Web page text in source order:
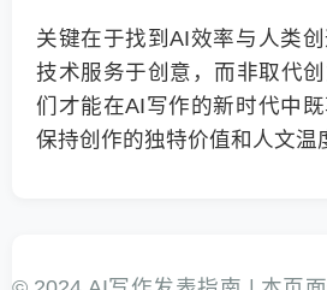
关键在于找到AI效率与人类
技术服务于创意，而非取代
们才能在AI写作的新时代中
保持创作的独特价值和人文温